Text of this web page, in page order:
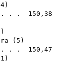
4)
. 150,38
)
( 5 )
. 150,47
)